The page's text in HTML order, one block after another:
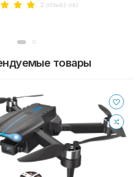
2 отзыв(-ов)
товары